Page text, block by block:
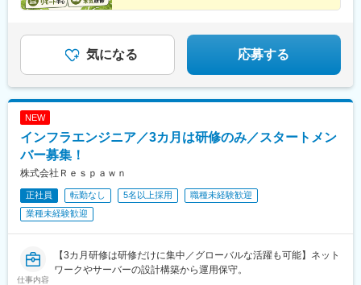
西口駅、東池袋駅、二重橋前駅、西早稲田駅、北品川駅、汐留
町駅(東京都)、代々木八幡駅、浜松町駅、銀座駅、井の頭公園駅、
大崎広小路駅、代官山駅、下神明駅、高輪ゲートウェイ駅、立川
新桜台駅、九品仏駅、菊川駅(東京都)、本郷三丁目駅、茅場町駅、
新代田駅
気になる 応募する
NEW
インフラエンジニア／3カ月は研修のみ／スタートメン
バー募集！
株式会社Ｒｅｓｐａｗｎ
正社員 転勤なし 5名以上採用
職種未経験歓迎
業種未経験歓迎
仕事内容
【3カ月研修は研修だけに集中／グローバルな活躍も可能】ネット
ワークやサーバーの設計構築から運用保守。